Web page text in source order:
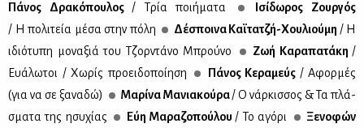
Πά­νος Δρα­κό­που­λος/ Τρία ποι­ή­μα­τα
Ισί­δω­ρος Ζουρ­γός
/ Η πο­λι­τεία μέ­σα στην πό­λη
Δέ­σποι­να Καϊ­τα­τζή-Χου­λιού­μη / Η
ιδιό­τυ­πη μο­να­ξιά του Τζορ­ντά­νο Μπρού­νο
Ζωή Κα­ρα­πα­τά­κη /
Ευά­λω­τοι / Χω­ρίς προει­δο­ποί­η­ση
Πά­νος Κε­ρα­μεύς / Αφορ­μές
(για να σε ξα­να­δώ)
Μα­ρί­να Μα­νια­κού­ρα/ Ο νάρ­κισ­σος & Τα πλά­
σμα­τα της ησυ­χί­ας
Εύη Μα­ρα­ζο­πού­λου/ Το αγό­ρι
Ξε­νο­φών